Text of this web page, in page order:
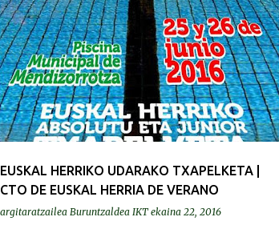
EUSKAL HERRIKO UDARAKO TXAPELKETA |
CTO DE EUSKAL HERRIA DE VERANO
argitaratzailea Buruntzaldea IKT ekaina 22, 2016
DEIALDIAK-CONVOCATORIAS